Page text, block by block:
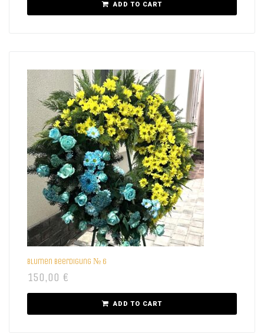
ADD TO CART
Blumen beerdigung № 6
150,00 €
ADD TO CART